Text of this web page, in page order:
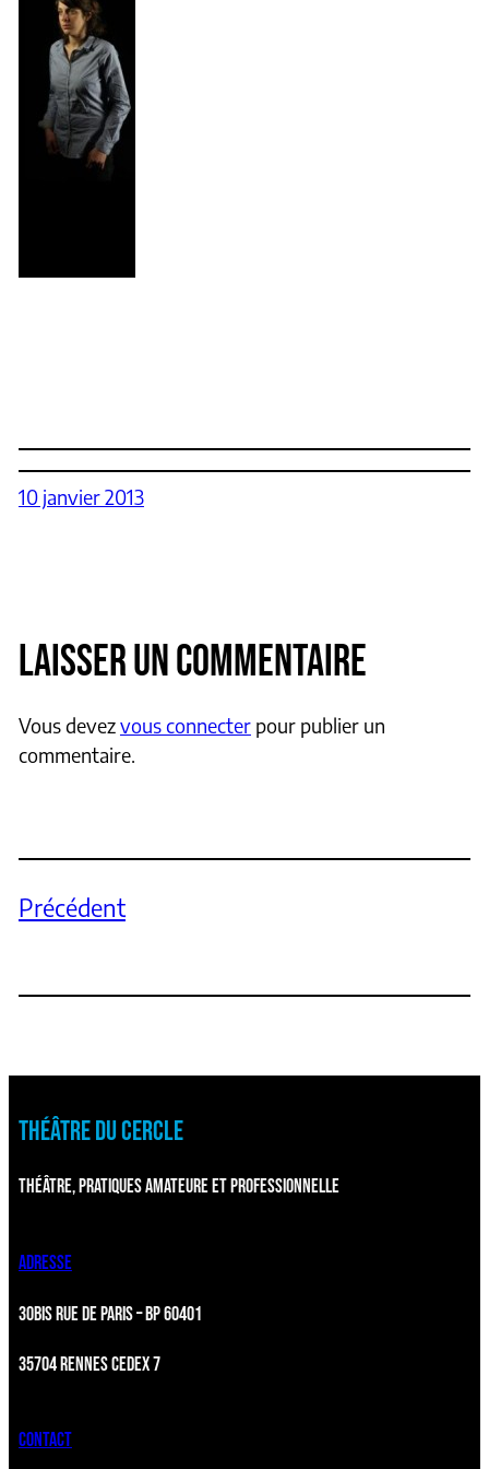
10 janvier 2013
LAISSER UN COMMENTAIRE
Vous devezvous connecterpour publier un
commentaire.
Précédent
THÉÂTRE DU CERCLE
THÉÂTRE, PRATIQUES AMATEURE ET PROFESSIONNELLE
ADRESSE
30BIS RUE DE PARIS – BP 60401
35704 RENNES CEDEX 7
CONTACT